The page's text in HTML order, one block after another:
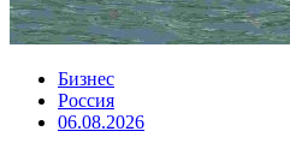
Бизнес
Россия
06.08.2026